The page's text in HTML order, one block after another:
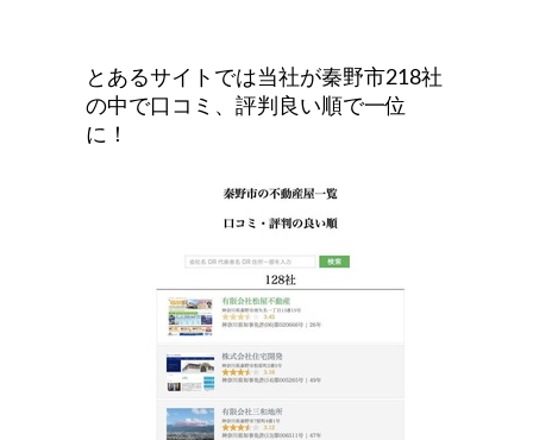
とあるサイトでは当社が秦野市218社
の中で口コミ、評判良い順で一位
に！